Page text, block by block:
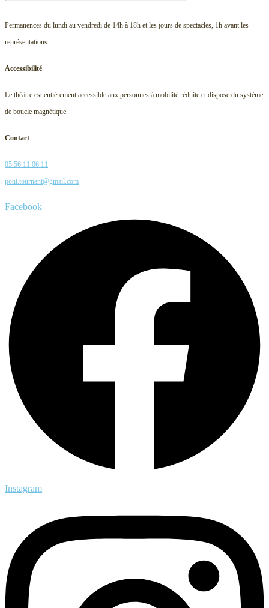
Permanences du lundi au vendredi de 14h à 18h et les jours de spectacles, 1h avant les
représentations.
Accessibilité
Le théâtre est entièrement accessible aux personnes à mobilité réduite et dispose du système
de boucle magnétique.
Contact
05 56 11 06 11
pont.tournant@gmail.com
Facebook
Instagram